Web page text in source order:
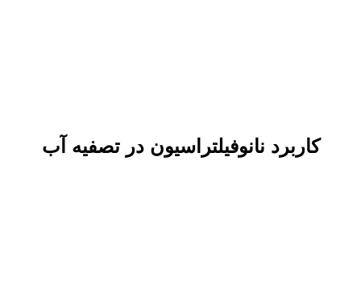
کاربرد نانوفیلتراسیون در تصفیه آب